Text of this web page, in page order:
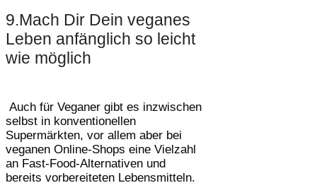
9.Mach Dir Dein veganes
Leben anfänglich so leicht
wie möglich
Auch für Veganer gibt es inzwischen
selbst in konventionellen
Supermärkten, vor allem aber bei
veganen Online-Shops eine Vielzahl
an Fast-Food-Alternativen und
bereits vorbereiteten Lebensmitteln.